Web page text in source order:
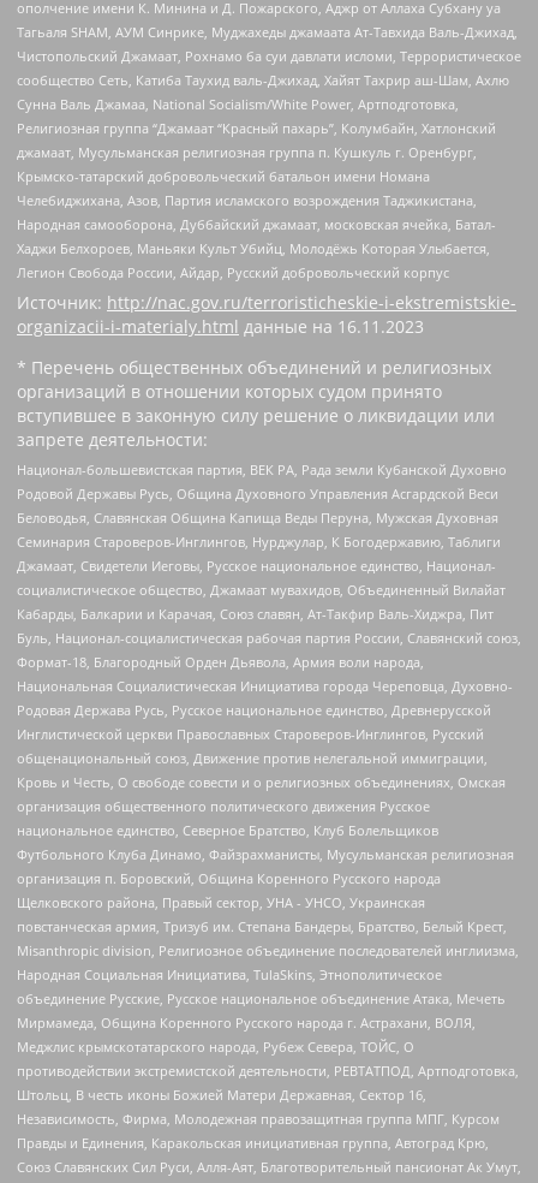
ополчение имени К. Минина и Д. Пожарского, Аджр от Аллаха Субхану уа
Тагьаля SHAM, АУМ Синрике, Муджахеды джамаата Ат-Тавхида Валь-Джихад,
Чистопольский Джамаат, Рохнамо ба суи давлати исломи, Террористическое
сообщество Сеть, Катиба Таухид валь-Джихад, Хайят Тахрир аш-Шам, Ахлю
Сунна Валь Джамаа, National Socialism/White Power, Артподготовка,
Религиозная группа “Джамаат “Красный пахарь”, Колумбайн, Хатлонский
джамаат, Мусульманская религиозная группа п. Кушкуль г. Оренбург,
Крымско-татарский добровольческий батальон имени Номана
Челебиджихана, Азов, Партия исламского возрождения Таджикистана,
Народная самооборона, Дуббайский джамаат, московская ячейка, Батал-
Хаджи Белхороев, Маньяки Культ Убийц, Молодёжь Которая Улыбается,
Легион Свобода России, Айдар, Русский добровольческий корпус
Источник: http://nac.gov.ru/terroristicheskie-i-ekstremistskie-
organizacii-i-materialy.html данные на 16.11.2023
* Перечень общественных объединений и религиозных
организаций в отношении которых судом принято
вступившее в законную силу решение о ликвидации или
запрете деятельности:
Национал-большевистская партия, ВЕК РА, Рада земли Кубанской Духовно
Родовой Державы Русь, Община Духовного Управления Асгардской Веси
Беловодья, Славянская Община Капища Веды Перуна, Мужская Духовная
Семинария Староверов-Инглингов, Нурджулар, К Богодержавию, Таблиги
Джамаат, Свидетели Иеговы, Русское национальное единство, Национал-
социалистическое общество, Джамаат мувахидов, Объединенный Вилайат
Кабарды, Балкарии и Карачая, Союз славян, Ат-Такфир Валь-Хиджра, Пит
Буль, Национал-социалистическая рабочая партия России, Славянский союз,
Формат-18, Благородный Орден Дьявола, Армия воли народа,
Национальная Социалистическая Инициатива города Череповца, Духовно-
Родовая Держава Русь, Русское национальное единство, Древнерусской
Инглистической церкви Православных Староверов-Инглингов, Русский
общенациональный союз, Движение против нелегальной иммиграции,
Кровь и Честь, О свободе совести и о религиозных объединениях, Омская
организация общественного политического движения Русское
национальное единство, Северное Братство, Клуб Болельщиков
Футбольного Клуба Динамо, Файзрахманисты, Мусульманская религиозная
организация п. Боровский, Община Коренного Русского народа
Щелковского района, Правый сектор, УНА - УНСО, Украинская
повстанческая армия, Тризуб им. Степана Бандеры, Братство, Белый Крест,
Misanthropic division, Религиозное объединение последователей инглиизма,
Народная Социальная Инициатива, TulaSkins, Этнополитическое
объединение Русские, Русское национальное объединение Атака, Мечеть
Мирмамеда, Община Коренного Русского народа г. Астрахани, ВОЛЯ,
Меджлис крымскотатарского народа, Рубеж Севера, ТОЙС, О
противодействии экстремистской деятельности, РЕВТАТПОД, Артподготовка,
Штольц, В честь иконы Божией Матери Державная, Сектор 16,
Независимость, Фирма, Молодежная правозащитная группа МПГ, Курсом
Правды и Единения, Каракольская инициативная группа, Автоград Крю,
Союз Славянских Сил Руси, Алля-Аят, Благотворительный пансионат Ак Умут,